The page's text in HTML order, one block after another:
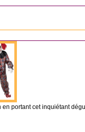
DÉGUISEMENT
en portant cet inquiétant